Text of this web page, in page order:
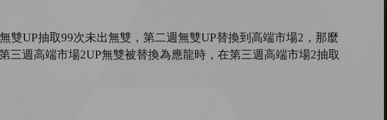
無雙UP抽取99次未出無雙，第二週無雙UP替換到高端市場2 ，那麼
三週高端市場2UP無雙被替換為應龍時，在第三週高端市場2抽取